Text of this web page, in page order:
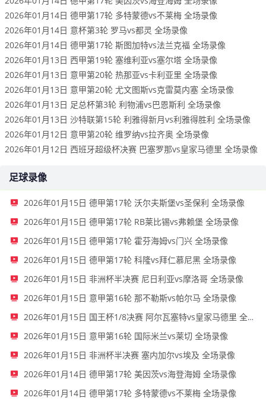
2026年01月14日 德甲第17轮 多特蒙德vs不莱梅 全场录像
2026年01月14日 意杯第3轮 罗马vs都灵 全场录像
2026年01月14日 德甲第17轮 斯图加特vs法兰克福 全场录像
2026年01月13日 西甲第19轮 塞维利亚vs塞尔塔 全场录像
2026年01月13日 意甲第20轮 热那亚vs卡利亚里 全场录像
2026年01月13日 意甲第20轮 尤文图斯vs克雷莫内塞 全场录像
2026年01月13日 足总杯第3轮 利物浦vs巴恩斯利 全场录像
2026年01月13日 沙特联第15轮 利雅得新月vs利雅得胜利 全场录像
2026年01月12日 意甲第20轮 维罗纳vs拉齐奥 全场录像
2026年01月12日 西班牙超级杯决赛 巴塞罗那vs皇家马德里 全场录像
足球录像
2026年01月15日 德甲第17轮 沃尔夫斯堡vs圣保利 全场录像
2026年01月15日 德甲第17轮 RB莱比锡vs弗赖堡 全场录像
2026年01月15日 德甲第17轮 霍芬海姆vs门兴 全场录像
2026年01月15日 德甲第17轮 科隆vs拜仁慕尼黑 全场录像
2026年01月15日 非洲杯半决赛 尼日利亚vs摩洛哥 全场录像
2026年01月15日 意甲第16轮 那不勒斯vs帕尔马 全场录像
2026年01月15日 国王杯1/8决赛 阿尔瓦塞特vs皇家马德里 全场录像
2026年01月15日 意甲第16轮 国际米兰vs莱切 全场录像
2026年01月15日 非洲杯半决赛 塞内加尔vs埃及 全场录像
2026年01月14日 德甲第17轮 美因茨vs海登海姆 全场录像
2026年01月14日 德甲第17轮 多特蒙德vs不莱梅 全场录像